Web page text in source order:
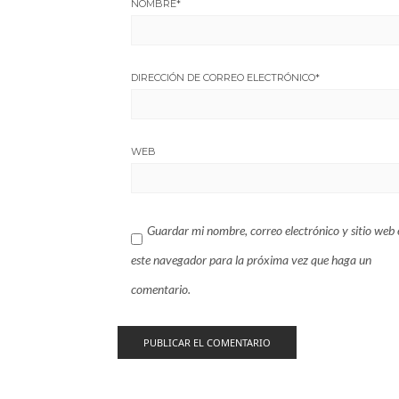
NOMBRE*
DIRECCIÓN DE CORREO ELECTRÓNICO*
WEB
Guardar mi nombre, correo electrónico y sitio web
este navegador para la próxima vez que haga un
comentario.